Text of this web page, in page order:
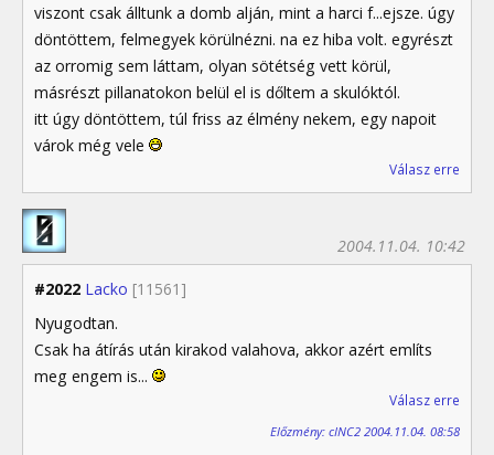
viszont csak álltunk a domb alján, mint a harci f...ejsze. úgy
döntöttem, felmegyek körülnézni. na ez hiba volt. egyrészt
az orromig sem láttam, olyan sötétség vett körül,
másrészt pillanatokon belül el is dőltem a skulóktól.
itt úgy döntöttem, túl friss az élmény nekem, egy napoit
várok még vele
Válasz erre
#2022 Lacko [11561]
2004.11.04. 10:42
Nyugodtan.
Csak ha átírás után kirakod valahova, akkor azért említs
meg engem is...
Válasz erre
Előzmény: cINC2 2004.11.04. 08:58